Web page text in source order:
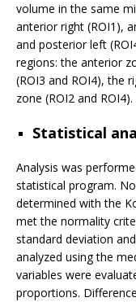
volume in the same
anterior right (ROI1),
and posterior left
regions: the anterior
(ROI3 and ROI4), the
zone (ROI2 and ROI4).
Statistical
Analysis was
statistical program.
determined with the
met the normality
standard deviation
analyzed using the
variables were
proportions.